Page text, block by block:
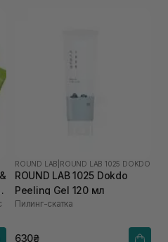
ROUND LAB ROUND LAB 1025 DOKDO
ROUND LAB 1025 Dokdo
Peeling Gel 120 мл
Пилинг-скатка
630₴